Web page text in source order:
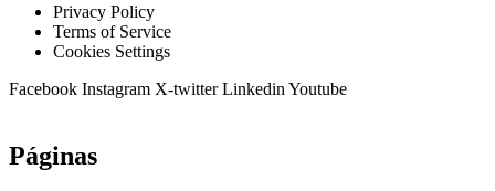
Privacy Policy
Terms of Service
Cookies Settings
Facebook Instagram X-twitter Linkedin Youtube
Páginas